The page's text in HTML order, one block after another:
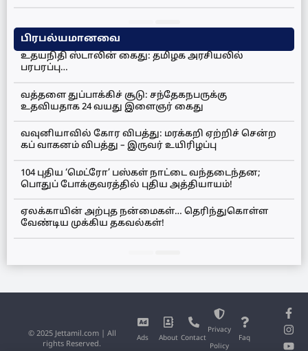
பிரபல்யமானவை
உதயநிதி ஸ்டாலின் கைது: தமிழக அரசியலில்
பரபரப்பு…
வத்தளை துப்பாக்கிச் சூடு: சந்தேகநபருக்கு
உதவியதாக 24 வயது இளைஞர் கைது
வவுனியாவில் கோர விபத்து: மரக்கறி ஏற்றிச் சென்ற
கப் வாகனம் விபத்து – இருவர் உயிரிழப்பு
104 புதிய ‘மெட்ரோ’ பஸ்கள் நாட்டை வந்தடைந்தன;
பொதுப் போக்குவரத்தில் புதிய அத்தியாயம்!
ஏலக்காயின் அற்புத நன்மைகள்… தெரிந்துகொள்ள
வேண்டிய முக்கிய தகவல்கள்!
Ads About Contact
Privacy
Policy
Faq
© 2025 Jettamil.com | All
rights Reserved.